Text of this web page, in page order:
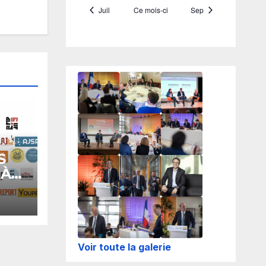
Voir toute la galerie